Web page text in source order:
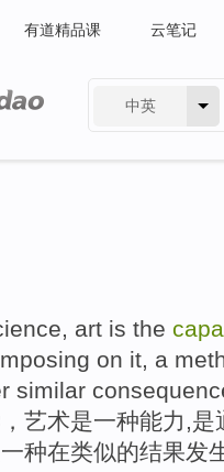
有道精品课 云笔记
中英
art is the
on it, a
similar
艺术是一种能力,
种在类似的结果发